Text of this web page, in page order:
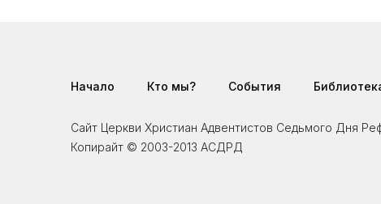
Начало Кто мы? События
Сайт Церкви Христиан Адвентистов Седьмого Дня
Копирайт © 2003-2013 АСДРД